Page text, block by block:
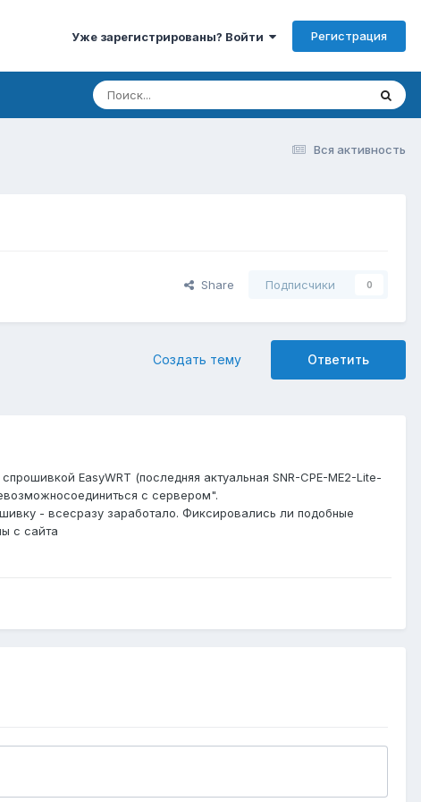
Уже зарегистрированы? Войти Регистрация
Вся активность
Share Подписчики 0
Ответить
Создать тему
EasyWRT (последняя актуальная SNR-CPE-ME2-Lite-
с сервером".
- всесразу заработало. Фиксировались ли подобные
с сайта